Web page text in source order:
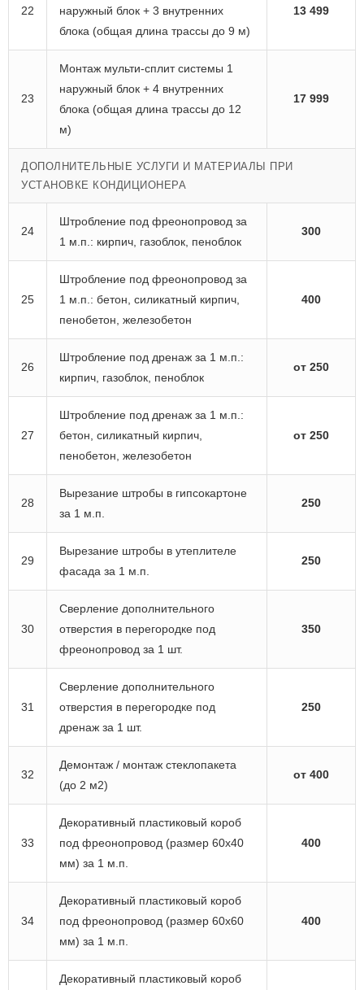
22
наружный блок + 3 внутренних
блока (общая длина трассы до 9 м)
13 499
23
Монтаж мульти-сплит системы 1
наружный блок + 4 внутренних
блока (общая длина трассы до 12
м)
17 999
ДОПОЛНИТЕЛЬНЫЕ УСЛУГИ И МАТЕРИАЛЫ ПРИ
УСТАНОВКЕ КОНДИЦИОНЕРА
24
Штробление под фреонопровод за
1 м.п.: кирпич, газоблок, пеноблок
300
25
Штробление под фреонопровод за
1 м.п.: бетон, силикатный кирпич,
пенобетон, железобетон
400
26
Штробление под дренаж за 1 м.п.:
кирпич, газоблок, пеноблок
от 250
27
Штробление под дренаж за 1 м.п.:
бетон, силикатный кирпич,
пенобетон, железобетон
от 250
28
Вырезание штробы в гипсокартоне
за 1 м.п.
250
29
Вырезание штробы в утеплителе
фасада за 1 м.п.
250
30
Сверление дополнительного
отверстия в перегородке под
фреонопровод за 1 шт.
350
31
Сверление дополнительного
отверстия в перегородке под
дренаж за 1 шт.
250
32
Демонтаж / монтаж стеклопакета
(до 2 м2)
от 400
33
Декоративный пластиковый короб
под фреонопровод (размер 60х40
мм) за 1 м.п.
400
34
Декоративный пластиковый короб
под фреонопровод (размер 60х60
мм) за 1 м.п.
400
Декоративный пластиковый короб